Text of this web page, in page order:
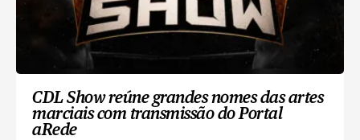
CDL Show reúne grandes nomes das artes
marciais com transmissão do Portal
aRede